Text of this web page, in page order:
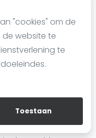
"cookies" om de
website te
te
Toestaan
aan
in Dordrecht zijn
of zijn
het nu gaat om
competities,